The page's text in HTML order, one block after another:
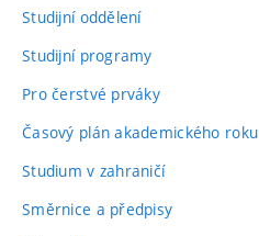
Studijní oddělení
Studijní programy
Pro čerstvé prváky
Časový plán akademického roku
Studium v zahraničí
Směrnice a předpisy